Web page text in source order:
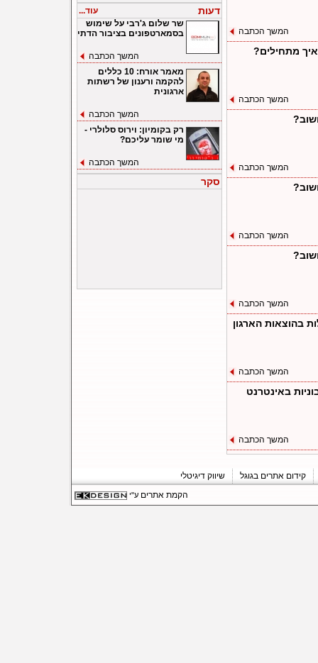
דעות
עוד...
שר שלום ג'רבי על שימוש
בסמארטפונים בציבור הדתי
המשך הכתבה
מאמר אורח: 10 כללים
להקמה ורענון של רשתות
ארגונית
המשך הכתבה
רק בקומיון: וירוס סלולרי -
מי שומר עליכם?
המשך הכתבה
סקר
המשך הכתבה
איך מתחילים?
המשך הכתבה
המשך הכתבה
המשך הכתבה
המשך הכתבה
בהוצאות הארגון
המשך הכתבה
באינטרנט
המשך הכתבה
קידום אתרים בגוגל
שיווק דיגיטלי
הקמת אתרים ע"י